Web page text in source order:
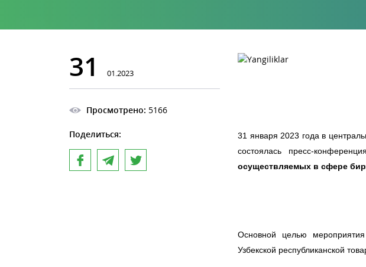
31 01.2023
Просмотрено: 5166
Поделиться:
31 января 2023 года в
состоялась пресс-
осуществляемых в сфере
Основной целью
Узбекской республиканской